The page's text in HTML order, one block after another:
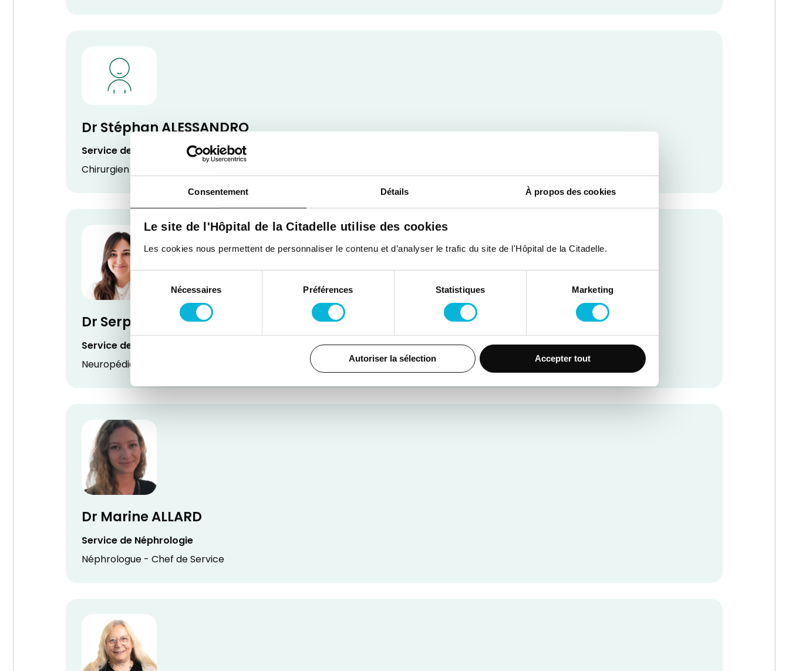
Consentement Détails À propos des cookies
Le site de l'Hôpital de la Citadelle utilise des cookies
Les cookies nous permettent de personnaliser le contenu et d’analyser le trafic du site de l'Hôpital de la Citadelle.
consentement
Nécessaires Préférences Statistiques Marketing
Autoriser la sélection Accepter tout
Dr Stéphan ALESSANDRO
Service de Chirurgie maxillo-faciale
Chirurgien maxillo-facial
Dr Serpil ALKAN
Service de Pédiatrie
Neuropédiatre
Dr Marine ALLARD
Service de Néphrologie
Néphrologue - Chef de Service